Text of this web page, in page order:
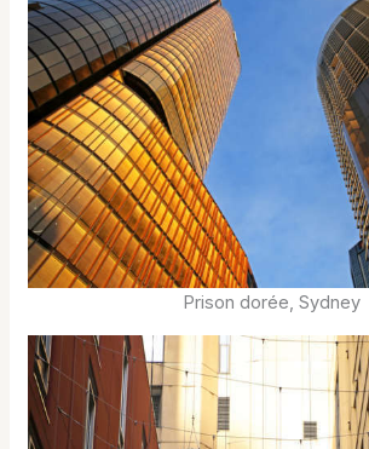
Prison dorée, Sydney